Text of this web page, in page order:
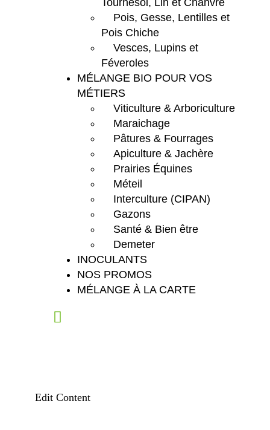
Tournesol, Lin et Chanvre
Pois, Gesse, Lentilles et
Pois Chiche
Vesces, Lupins et
Féveroles
MÉLANGE BIO POUR VOS
MÉTIERS
Viticulture & Arboriculture
Maraichage
Pâtures & Fourrages
Apiculture & Jachère
Prairies Équines
Méteil
Interculture (CIPAN)
Gazons
Santé & Bien être
Demeter
INOCULANTS
NOS PROMOS
MÉLANGE À LA CARTE
Edit Content